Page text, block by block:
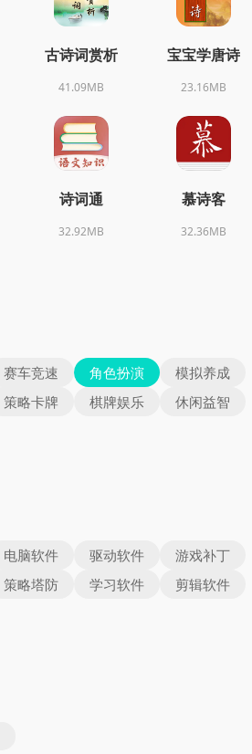
古诗词赏析
41.09MB
宝宝学唐诗
23.16MB
诗词通
32.92MB
慕诗客
32.36MB
赛车竞速 角色扮演
模拟养成
策略卡牌 棋牌娱乐
休闲益智
电脑软件 驱动软件
游戏补丁
策略塔防 学习软件
剪辑软件